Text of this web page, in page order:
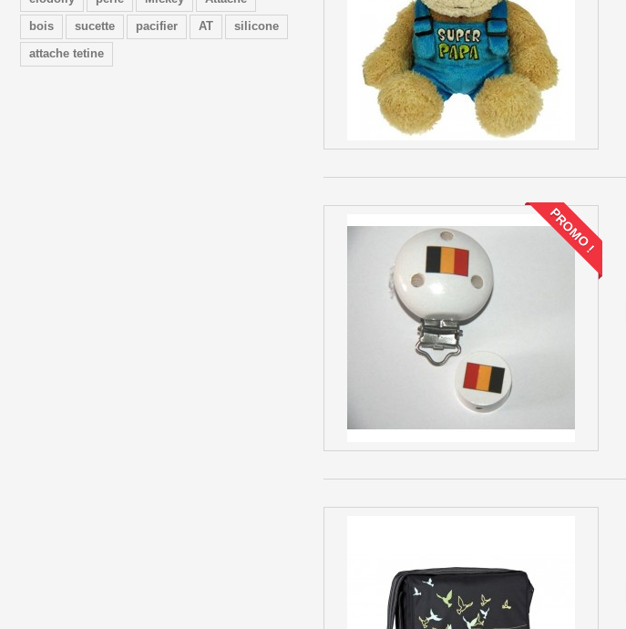
bois
sucette pacifier AT
silicone
attache tetine
PROMO !